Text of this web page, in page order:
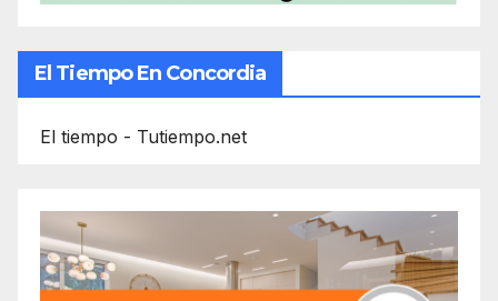
El Tiempo En Concordia
El tiempo - Tutiempo.net